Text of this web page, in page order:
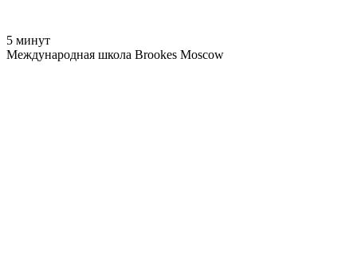
5 минут
Международная школа Brookes Moscow